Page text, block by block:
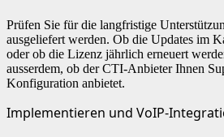
Prüfen Sie für die langfristige
ausgeliefert werden. Ob die Updates im
oder ob die Lizenz jährlich erneuert
ausserdem, ob der CTI-Anbieter Ihnen
Konfiguration anbietet.
Implementieren und VoIP-